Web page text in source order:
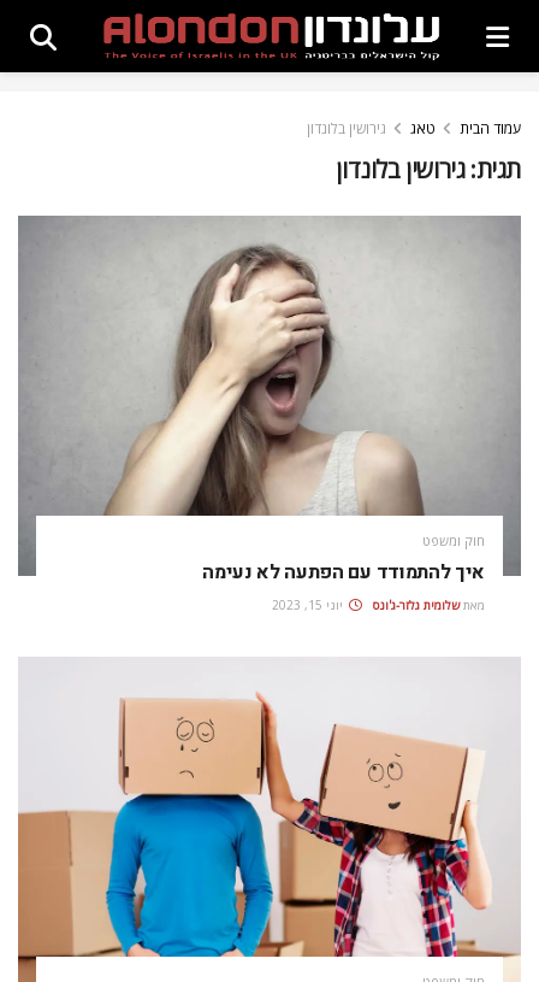
עמוד הבית טאג גירושין בלונדון
תגית:גירושין בלונדון
חוק ומשפט
איך להתמודד עם הפתעה לא נעימה
מאת שלומית גלזר-ג'ונס יוני 15, 2023